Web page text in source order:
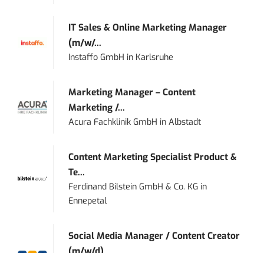
IT Sales & Online Marketing Manager
(m/w/...
Instaffo GmbH in Karlsruhe
Marketing Manager – Content
Marketing /...
Acura Fachklinik GmbH inAlbstadt
Content Marketing Specialist Product &
Te...
Ferdinand Bilstein GmbH & Co. KG in
Ennepetal
Social Media Manager / Content Creator